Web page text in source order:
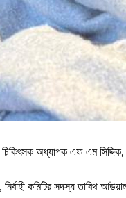
চিকিৎসক অধ্যাপক এফ এম
নির্বাহী কমিটির সদস্য